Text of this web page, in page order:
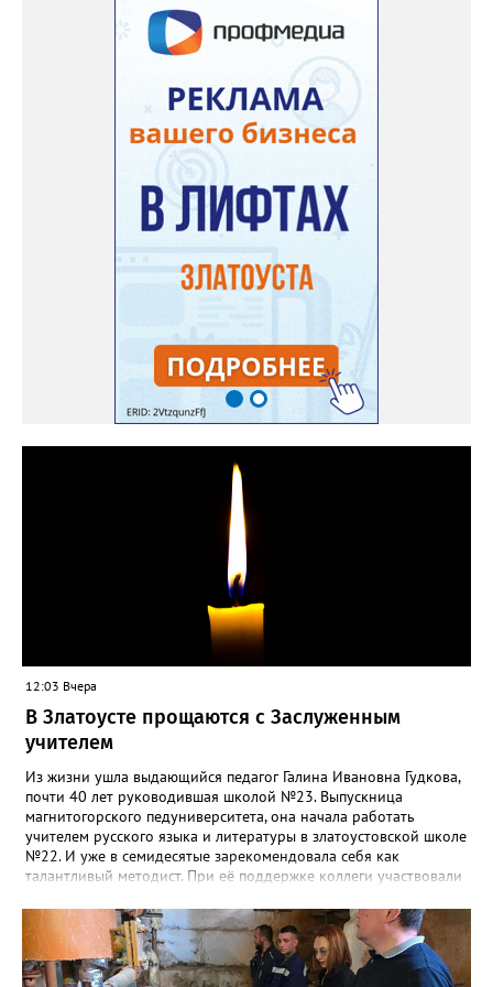
12:03 Вчера
В Златоусте прощаются с Заслуженным
учителем
Из жизни ушла выдающийся педагог Галина Ивановна Гудкова,
почти 40 лет руководившая школой №23. Выпускница
магнитогорского педуниверситета, она начала работать
учителем русского языка и литературы в златоустовской школе
№22. И уже в семидесятые зарекомендовала себя как
талантливый методист. При её поддержке коллеги участвовали
«Благодаря её мудрому руководству в школе сформировался
сильный педагогический коллектив, объединённый общими
ценностями и любовью к своему делу. Для многих Галина
Ивановна навсегда останется не только талантливым